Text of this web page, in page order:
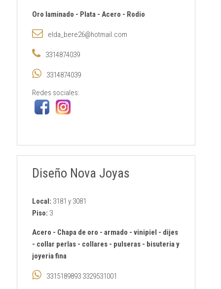
Oro laminado - Plata- Acero - Rodio
elda_bere26@hotmail.com
3314874039
3314874039
Redes sociales:
Diseño Nova Joyas
Local: 3181 y 3081
Piso: 3
Acero - Chapa de oro - armado - vinipiel - dijes
- collar perlas - collares - pulseras - bisuteria y
joyeria fina
3315189893 3329531001